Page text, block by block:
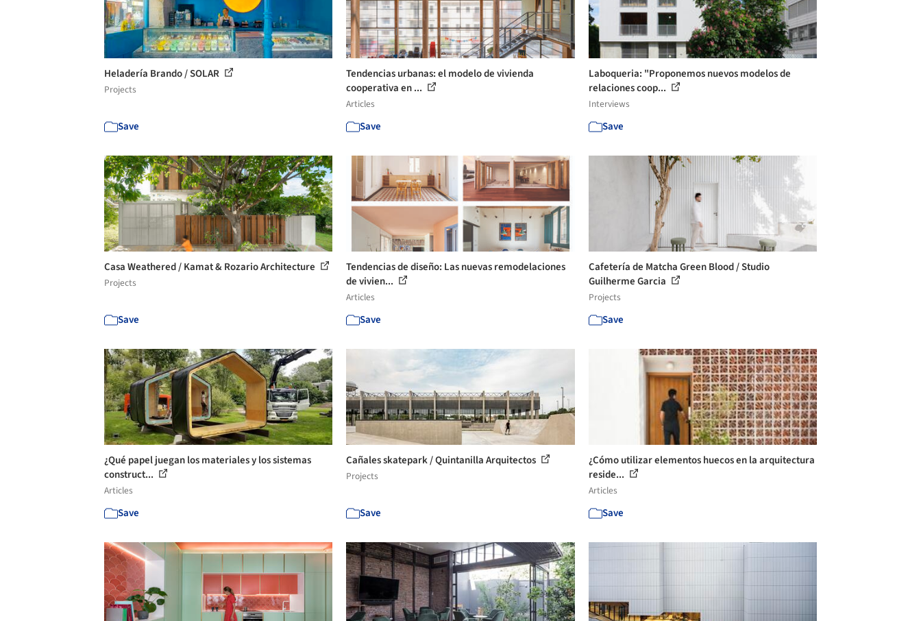
Heladería Brando / SOLAR
Projects
Save
Tendencias urbanas: el modelo de vivienda
cooperativa en ...
Articles
Save
Laboqueria: "Proponemos nuevos modelos de
relaciones coop...
Interviews
Save
Casa Weathered / Kamat & Rozario Architecture
Projects
Save
Tendencias de diseño: Las nuevas remodelaciones
de vivien...
Articles
Save
Cafetería de Matcha Green Blood / Studio
Guilherme Garcia
Projects
Save
¿Qué papel juegan los materiales y los sistemas
construct...
Articles
Save
Cañales skatepark / Quintanilla Arquitectos
Projects
Save
¿Cómo utilizar elementos huecos en la arquitectura
reside...
Articles
Save